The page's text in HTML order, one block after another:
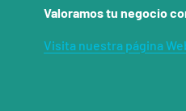
Valoramos tu negocio
Visita nuestra página